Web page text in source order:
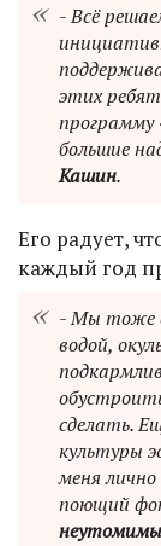
- Всё
этих
программу
большие
Кашин.
Его радует,
каждый год
- Мы тоже
водой,
сделать.
культуры
меня
поющий